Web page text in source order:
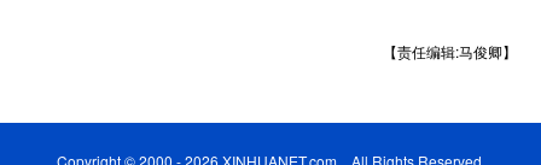
【责任编辑:马俊卿】
Copyright © 2000 - 2026 XINHUANET.com All Rights Reserved.